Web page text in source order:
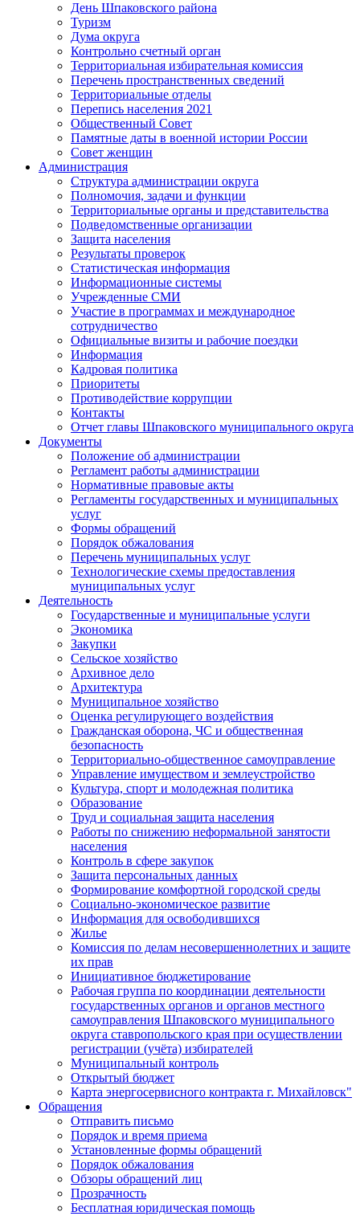
День Шпаковского района
Туризм
Дума округа
Контрольно счетный орган
Территориальная избирательная комиссия
Перечень пространственных сведений
Территориальные отделы
Перепись населения 2021
Общественный Совет
Памятные даты в военной истории России
Совет женщин
Администрация
Структура администрации округа
Полномочия, задачи и функции
Территориальные органы и представительства
Подведомственные организации
Защита населения
Результаты проверок
Статистическая информация
Информационные системы
Учрежденные СМИ
Участие в программах и международное
сотрудничество
Официальные визиты и рабочие поездки
Информация
Кадровая политика
Приоритеты
Противодействие коррупции
Контакты
Отчет главы Шпаковского муниципального округа
Документы
Положение об администрации
Регламент работы администрации
Нормативные правовые акты
Регламенты государственных и муниципальных
услуг
Формы обращений
Порядок обжалования
Перечень муниципальных услуг
Технологические схемы предоставления
муниципальных услуг
Деятельность
Государственные и муниципальные услуги
Экономика
Закупки
Сельское хозяйство
Архивное дело
Архитектура
Муниципальное хозяйство
Оценка регулирующего воздействия
Гражданская оборона, ЧС и общественная
безопасность
Территориально-общественное самоуправление
Управление имуществом и землеустройство
Культура, спорт и молодежная политика
Образование
Труд и социальная защита населения
Работы по снижению неформальной занятости
населения
Контроль в сфере закупок
Защита персональных данных
Формирование комфортной городской среды
Социально-экономическое развитие
Информация для освободившихся
Жилье
Комиссия по делам несовершеннолетних и защите
их прав
Инициативное бюджетирование
Рабочая группа по координации деятельности
государственных органов и органов местного
самоуправления Шпаковского муниципального
округа ставропольского края при осуществлении
регистрации (учёта) избирателей
Муниципальный контроль
Открытый бюджет
Карта энергосервисного контракта г. Михайловск"
Обращения
Отправить письмо
Порядок и время приема
Установленные формы обращений
Порядок обжалования
Обзоры обращений лиц
Прозрачность
Бесплатная юридическая помощь